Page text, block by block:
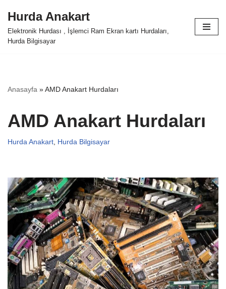
İçeriğe
geç
Hurda Anakart
Elektronik Hurdası , İşlemci Ram Ekran kartı Hurdaları,
Hurda Bilgisayar
Anasayfa »AMD Anakart Hurdaları
AMD Anakart Hurdaları
Hurda Anakart, Hurda Bilgisayar